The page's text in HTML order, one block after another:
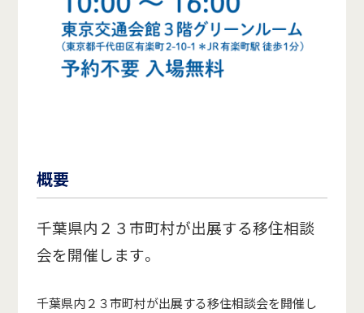
概要
千葉県内２３市町村が出展する移住相談
会を開催します。
千葉県内２３市町村が出展する移住相談会を開催し